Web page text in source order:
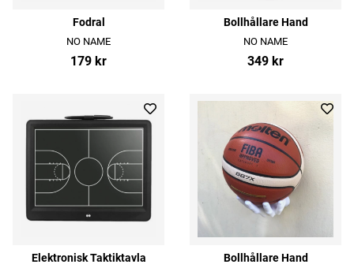
Fodral
NO NAME
179 kr
Bollhållare Hand
NO NAME
349 kr
Elektronisk Taktiktavla Bollhållare Hand